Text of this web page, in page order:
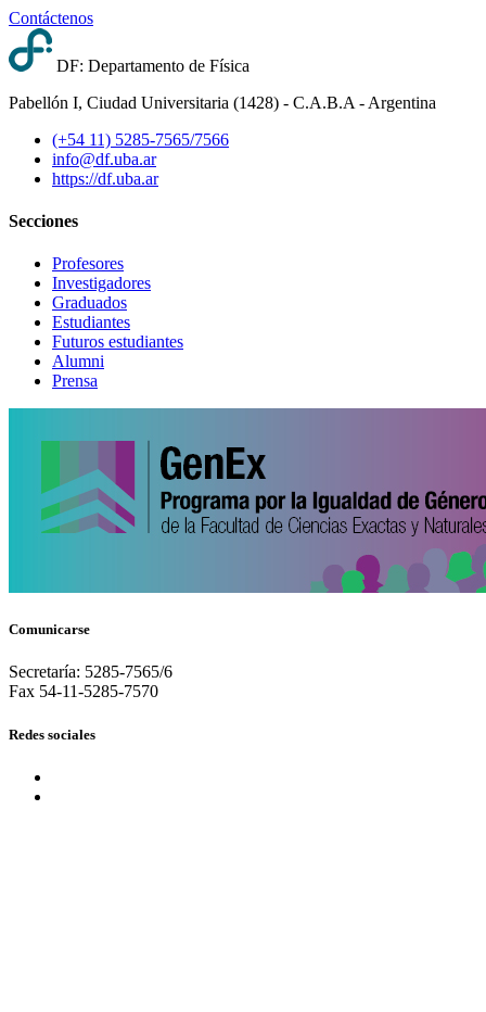
Contáctenos
DF: Departamento de Física
Pabellón I, Ciudad Universitaria (1428) - C.A.B.A - Argentina
(+54 11) 5285-7565/7566
info@df.uba.ar
https://df.uba.ar
Secciones
Profesores
Investigadores
Graduados
Estudiantes
Futuros estudiantes
Alumni
Prensa
Comunicarse
Secretaría: 5285-7565/6
Fax 54-11-5285-7570
Redes sociales